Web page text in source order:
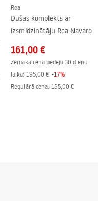
Rea
Dušas komplekts ar
izsmidzinātāju Rea Navaro
161,00 €
Zemākā cena pēdējo 30 dienu
laikā: 195,00 € -17%
Regulārā cena: 195,00 €